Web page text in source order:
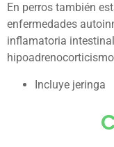
En perros también
enfermedades
inflamatoria
Incluye jeringa